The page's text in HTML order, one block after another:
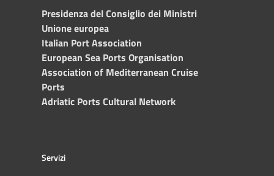
Presidenza del Consiglio dei Ministri
Unione europea
Italian Port Association
European Sea Ports Organisation
Association of Mediterranean Cruise
Ports
Adriatic Ports Cultural Network
Servizi